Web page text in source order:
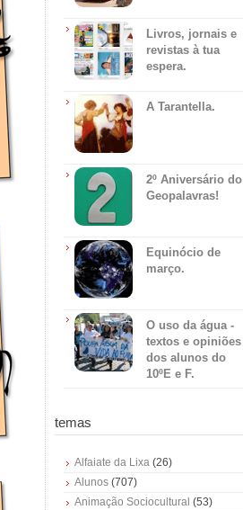
Livros, jornais e
revistas à tua
espera.
A Tarantella.
2º Aniversário do
Geopalavras!
Equinócio de
março.
O uso da água -
textos e opiniões
dos alunos do
10ºE e F.
temas
Alfaiate da Lixa (26)
Alunos (707)
Animação Sociocultural (53)